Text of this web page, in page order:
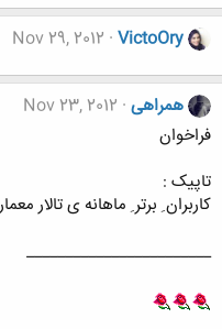
VictoOry
Nov 29, 2012
همراهی Nov 23, 2012
فراخوان
تاپیک :
کاربران ِ برتر ِ ماهانه ی تالار
________________________